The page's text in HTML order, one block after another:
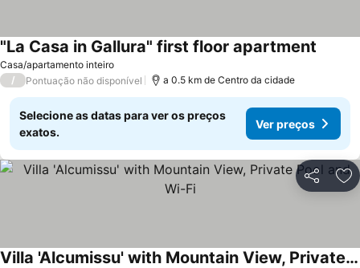
Casa/apartamento inteiro
"La Casa in Gallura" first floor apartment
/ Pontuação não disponível a 0.5 km de Centro da cidade
Selecione as datas para ver os preços
exatos.
Ver preços
Partilhar
Villa 'Alcumissu' with Mountain View, Private Pool and Wi-Fi